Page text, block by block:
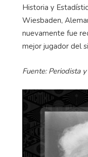
Historia y
Wiesbaden,
nuevamente fue
mejor jugador del
Fuente: Periodista